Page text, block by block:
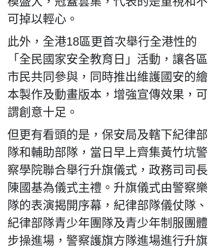
可掉以輕心。
此外，全港18區更首次舉行全港性的
「全民國家安全教育日」活動，讓各區
市民共同參與，同時推出維護國安的繪
本製作及動畫版本，增強宣傳效果，可
謂創意十足。
但更有看頭的是，保安局及轄下紀律部
隊和輔助部隊，當日早上齊集黃竹坑警
察學院聯合舉行升旗儀式，政務司司長
陳國基為儀式主禮。升旗儀式由警察樂
隊的表演揭開序幕，紀律部隊儀仗隊、
紀律部隊青少年團隊及青少年制服團體
步操進場，警察護旗方隊進場進行升旗